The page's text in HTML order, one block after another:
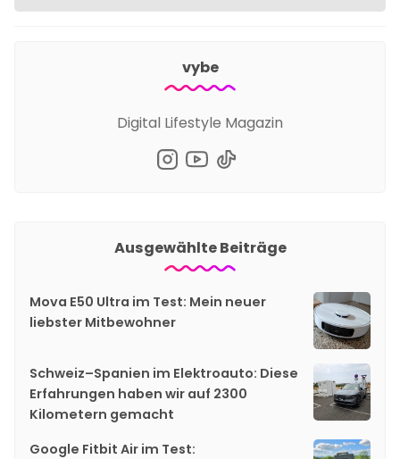
vybe
Digital Lifestyle Magazin
Ausgewählte Beiträge
Mova E50 Ultra im Test: Mein neuer
liebster Mitbewohner
Schweiz–Spanien im Elektroauto: Diese
Erfahrungen haben wir auf 2300
Kilometern gemacht
Google Fitbit Air im Test: